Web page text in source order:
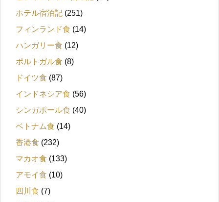
ホテル宿泊記 (251)
フィンランド食 (14)
ハンガリー食 (12)
ポルトガル食 (8)
ドイツ食 (87)
インドネシア食 (56)
シンガポール食 (40)
ベトナム食 (14)
香港食 (232)
マカオ食 (133)
アモイ食 (10)
四川食 (7)